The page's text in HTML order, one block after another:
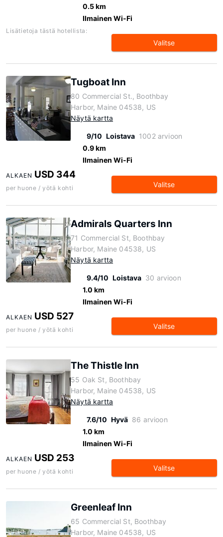
0.5 km
Ilmainen Wi-Fi
Lisätietoja tästä hotellista:
Valitse
Tugboat Inn
80 Commercial St., Boothbay
Harbor, Maine 04538, US
Näytä kartta
9/10 Loistava 1002 arvioon
0.9 km
Ilmainen Wi-Fi
ALKAEN USD 344
per huone / yötä kohti Valitse
Admirals Quarters Inn
71 Commercial St, Boothbay
Harbor, Maine 04538, US
Näytä kartta
9.4/10 Loistava 30 arvioon
1.0 km
Ilmainen Wi-Fi
ALKAEN USD 527
per huone / yötä kohti Valitse
The Thistle Inn
55 Oak St, Boothbay
Harbor, Maine 04538, US
Näytä kartta
7.6/10 Hyvä 86 arvioon
1.0 km
Ilmainen Wi-Fi
ALKAEN USD 253
per huone / yötä kohti Valitse
Greenleaf Inn
65 Commercial St, Boothbay
Harbor, Maine 04538, US